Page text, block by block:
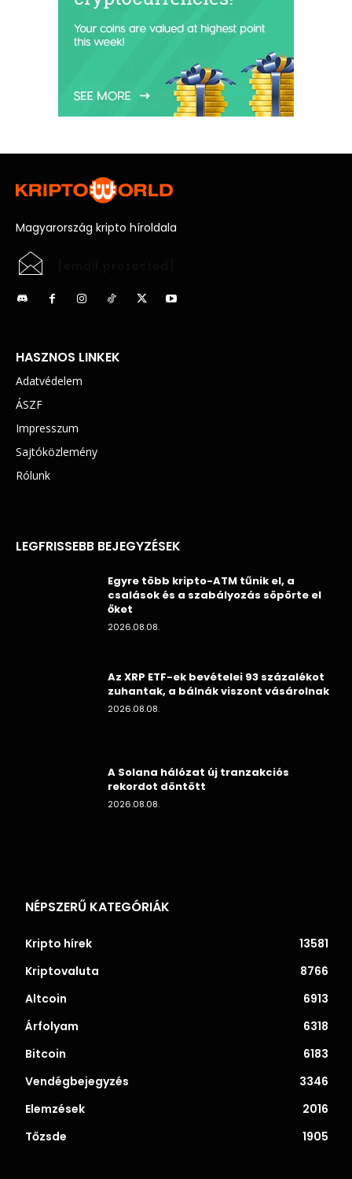
Magyarország kripto híroldala
HASZNOS LINKEK
Adatvédelem
ÁSZF
Impresszum
Sajtóközlemény
Rólunk
LEGFRISSEBB BEJEGYZÉSEK
Egyre több kripto-ATM tűnik el, a
csalások és a szabályozás söpörte el
őket
2026.08.08.
Az XRP ETF-ek bevételei 93 százalékot
zuhantak, a bálnák viszont vásárolnak
2026.08.08.
A Solana hálózat új tranzakciós
rekordot döntött
2026.08.08.
NÉPSZERŰ KATEGÓRIÁK
Kripto hírek
13581
Kriptovaluta
8766
Altcoin
6913
Árfolyam
6318
Bitcoin
6183
Vendégbejegyzés
3346
Elemzések
2016
Tőzsde
1905